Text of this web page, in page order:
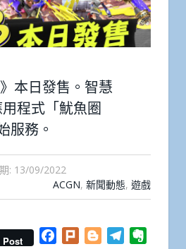
本日發售。智慧
程式「魷魚圈
服務。
: 13/09/2022
ACGN, 新聞動態, 遊戲
Post Facebook
Plurk BloggerTelegram